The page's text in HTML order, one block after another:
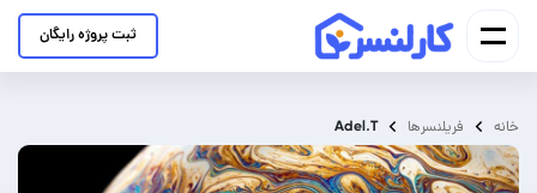
ثبت پروژه رایگان
خانه فریلنسرها Adel.T